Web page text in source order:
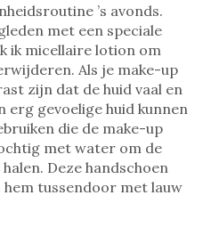
’s avonds.
met een speciale
ik micellaire lotion om
Als je make-up
zijn dat de huid vaal en
erg gevoelige huid kunnen
die de make-up
met water om de
Deze handschoen
hem tussendoor met lauw